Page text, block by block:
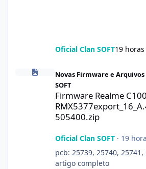
Oficial Clan SOFT19
Firmware Realme C100i
Novas Firmware e
SOFT
Firmware Realme
505400.zip
Oficial Clan SOFT· 19
pcb: 25739, 25740,
artigo completo